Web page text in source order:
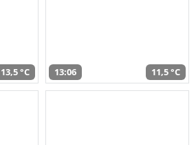
13,5 °C 13:06 11,5 °C